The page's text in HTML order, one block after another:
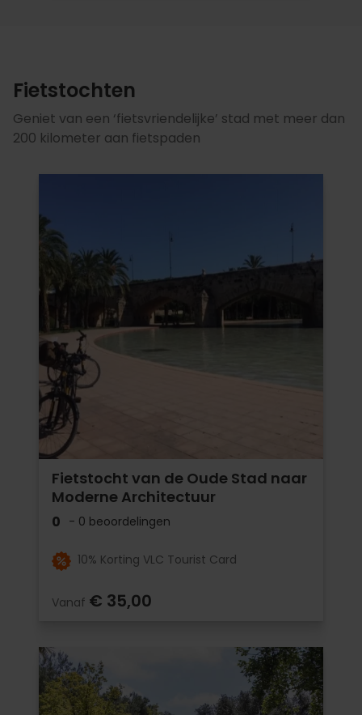
Fietstochten
Geniet van een ‘fietsvriendelijke’ stad met meer dan
200 kilometer aan fietspaden
Fietstocht van de Oude Stad naar
Moderne Architectuur
0 - 0 beoordelingen
10% Korting VLC Tourist Card
Vanaf € 35,00